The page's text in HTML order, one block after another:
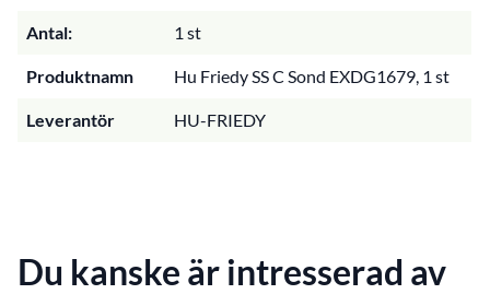
Antal: 1 st
Produktnamn Hu Friedy SS C Sond EXDG1679, 1 st
Leverantör HU-FRIEDY
Du kanske är intresserad av